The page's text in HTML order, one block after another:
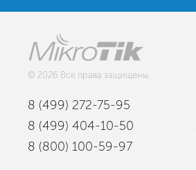
© 2026 Все права защищены.
8 (499) 272-75-95
8 (499) 404-10-50
8 (800) 100-59-97